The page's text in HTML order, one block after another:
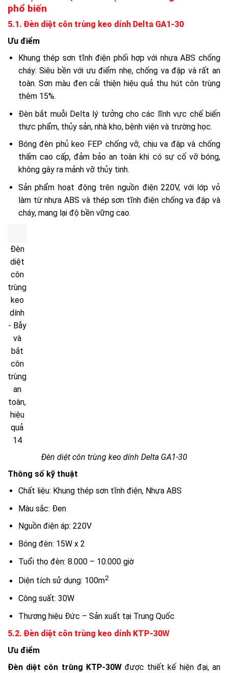
phổ biến
5.1. Đèn diệt côn trùng keo dính Delta GA1-30
Ưu điểm
Khung thép sơn tĩnh điện phối hợp với nhựa ABS chống
cháy: Siêu bền với ưu điểm nhẹ, chống va đập và rất an
toàn. Sơn màu đen cải thiện hiệu quả thu hút côn trùng
thêm 15%.
Đèn bắt muỗi Delta lý tưởng cho các lĩnh vực chế biến
thực phẩm, thủy sản, nhà kho, bệnh viện và trường học.
Bóng đèn phủ keo FEP chống vỡ, chịu va đập và chống
thấm cao cấp, đảm bảo an toàn khi có sự cố vỡ bóng,
không gây ra mảnh vỡ thủy tinh.
Sản phẩm hoạt động trên nguồn điện 220V, với lớp vỏ
làm từ nhựa ABS và thép sơn tĩnh điện chống va đập và
cháy, mang lại độ bền vững cao.
Đèn
diệt
côn
trùng
keo
dính
- Bẫy
và
bắt
côn
trùng
an
toàn,
hiệu
quả
14
Đèn diệt côn trùng keo dính Delta GA1-30
Thông số kỹ thuật
Chất liệu: Khung thép sơn tĩnh điện, Nhựa ABS
Màu sắc: Đen
Nguồn điện áp: 220V
Bóng đèn: 15W x 2
Tuổi thọ đèn: 8.000 – 10.000 giờ
Diện tích sử dụng: 100m2
Công suất: 30W
Thương hiệu Đức – Sản xuất tại Trung Quốc
5.2. Đèn diệt côn trùng keo dính KTP-30W
Ưu điểm
Đèn diệt côn trùng KTP-30Wđược thiết kế hiện đại, an